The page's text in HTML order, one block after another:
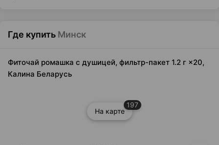
Где купить Минск
Фиточай ромашка с душицей, фильтр-пакет 1.2 г ×20,
Калина Беларусь
На карте
197